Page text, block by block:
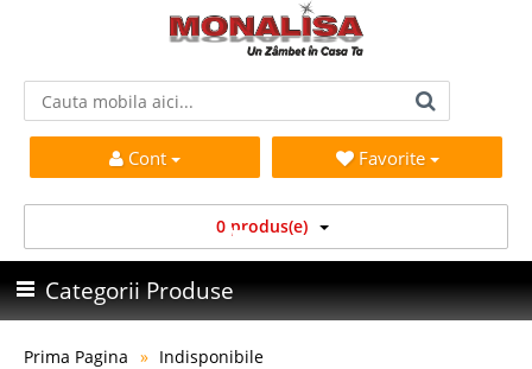
Cont Favorite
0 produs(e)
Categorii Produse
Prima Pagina
Indisponibile